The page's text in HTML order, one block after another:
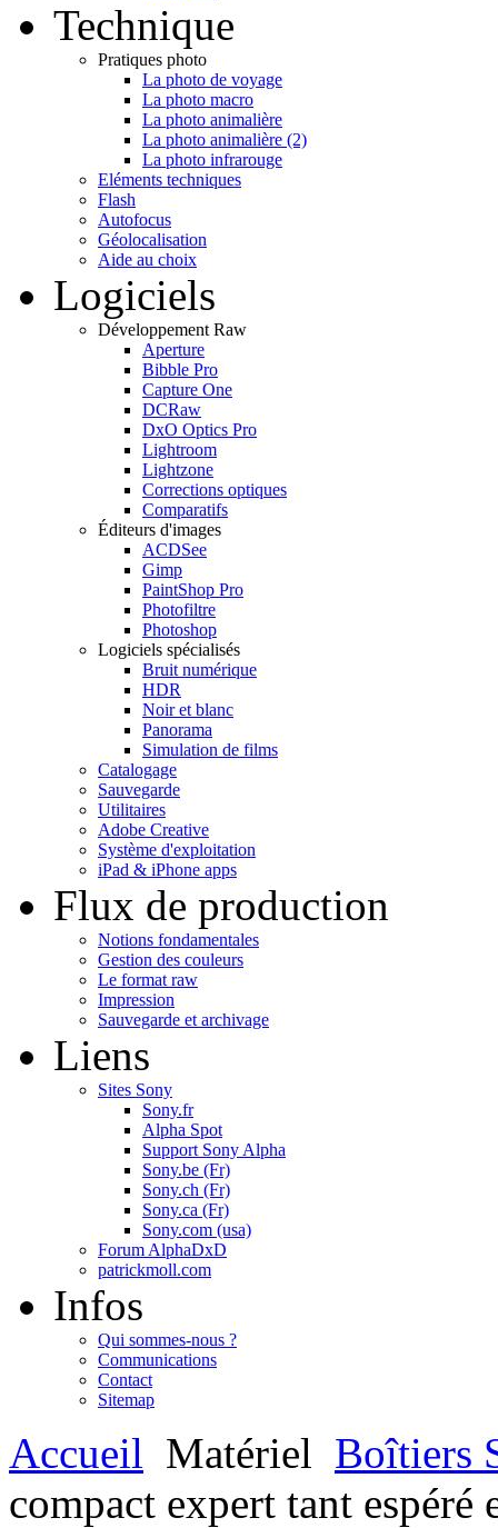
Technique
Pratiques photo
La photo de voyage
La photo macro
La photo animalière
La photo animalière (2)
La photo infrarouge
Eléments techniques
Flash
Autofocus
Géolocalisation
Aide au choix
Logiciels
Développement Raw
Aperture
Bibble Pro
Capture One
DCRaw
DxO Optics Pro
Lightroom
Lightzone
Corrections optiques
Comparatifs
Éditeurs d'images
ACDSee
Gimp
PaintShop Pro
Photofiltre
Photoshop
Logiciels spécialisés
Bruit numérique
HDR
Noir et blanc
Panorama
Simulation de films
Catalogage
Sauvegarde
Utilitaires
Adobe Creative
Système d'exploitation
iPad & iPhone apps
Flux de production
Notions fondamentales
Gestion des couleurs
Le format raw
Impression
Sauvegarde et archivage
Liens
Sites Sony
Sony.fr
Alpha Spot
Support Sony Alpha
Sony.be (Fr)
Sony.ch (Fr)
Sony.ca (Fr)
Sony.com (usa)
Forum AlphaDxD
patrickmoll.com
Infos
Qui sommes-nous ?
Communications
Contact
Sitemap
Accueil Matériel Boîtiers
compact expert tant espéré